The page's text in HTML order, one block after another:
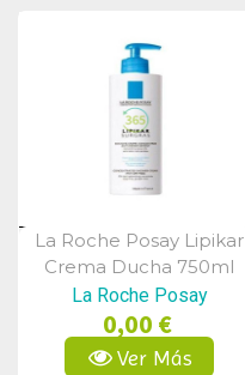
Vista Rápida
La Roche Posay Lipikar
Crema Ducha 750ml
La Roche Posay
0,00 €
Ver Más